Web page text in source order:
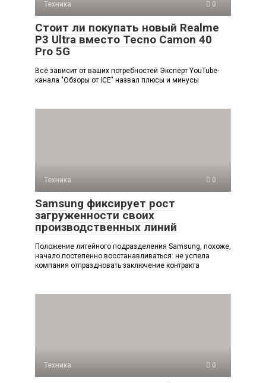
Техника 0
Стоит ли покупать новый Realme
P3 Ultra вместо Tecno Camon 40
Pro 5G
Всё зависит от ваших потребностей Эксперт YouTube-
канала "Обзоры от iCE" назвал плюсы и минусы
Техника 0
Samsung фиксирует рост
загруженности своих
производственных линий
Положение литейного подразделения Samsung, похоже,
начало постепенно восстанавливаться: не успела
компания отпраздновать заключение контракта
Техника 0